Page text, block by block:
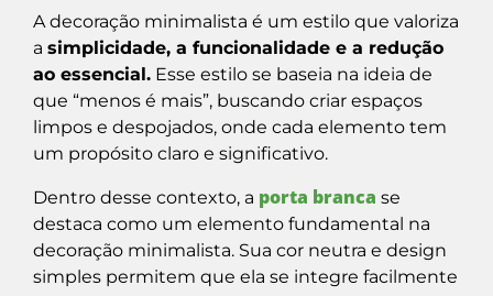
A decoração minimalista é um estilo que valoriza
a simplicidade, a funcionalidade e a redução
ao essencial. Esse estilo se baseia na ideia de
que “menos é mais”, buscando criar espaços
limpos e despojados, onde cada elemento tem
um propósito claro e significativo.
Dentro desse contexto, a porta branca se
destaca como um elemento fundamental na
decoração minimalista. Sua cor neutra e design
simples permitem que ela se integre facilmente